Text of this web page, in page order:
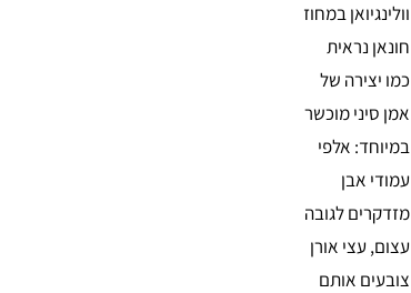
וולינגיואן במחוז
חונאן נראית
כמו יצירה של
אמן סיני מוכשר
במיוחד: אלפי
עמודי אבן
מזדקרים לגובה
עצום, עצי אורן
צובעים אותם